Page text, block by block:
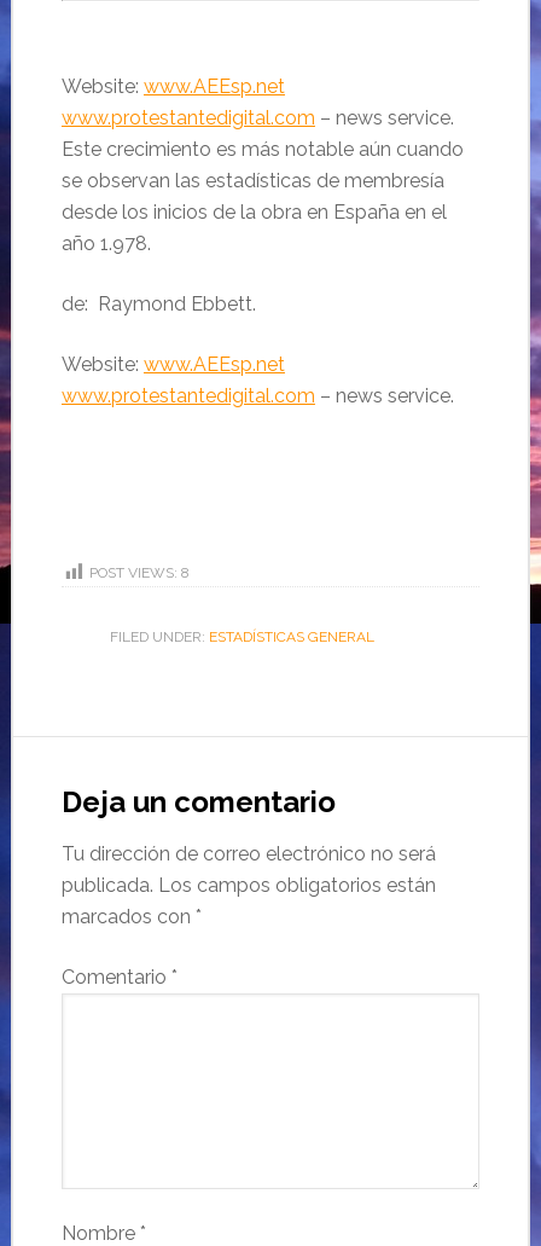
Website: www.AEEsp.net
www.protestantedigital.com – news service.
Este crecimiento es más notable aún cuando
se observan las estadísticas de membresía
desde los inicios de la obra en España en el
año 1.978.
de: Raymond Ebbett.
Website: www.AEEsp.net
www.protestantedigital.com – news service.
POST VIEWS: 8
FILED UNDER: ESTADÍSTICAS GENERAL
Deja un comentario
Tu dirección de correo electrónico no será
publicada. Los campos obligatorios están
marcados con *
Comentario *
Nombre *